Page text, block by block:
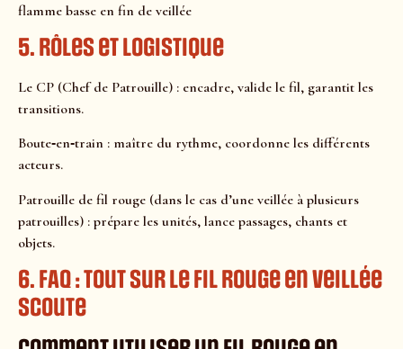
flamme basse en fin de veillée
5. Rôles et logistique
Le CP (Chef de Patrouille) : encadre, valide le fil, garantit les
transitions.
Boute‑en‑train : maître du rythme, coordonne les différents
acteurs.
Patrouille de fil rouge (dans le cas d’une veillée à plusieurs
patrouilles) : prépare les unités, lance passages, chants et
objets.
6. FAQ : tout sur le fil rouge en veillée
scoute